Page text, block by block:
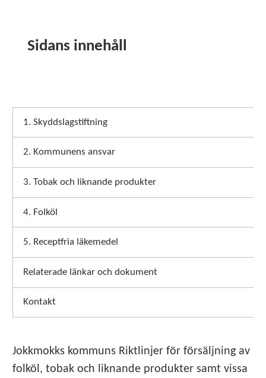
Sidans innehåll
1. Skyddslagstiftning
2. Kommunens ansvar
3. Tobak och liknande produkter
4. Folköl
5. Receptfria läkemedel
Relaterade länkar och dokument
Kontakt
Jokkmokks kommuns Riktlinjer för försäljning av
folköl, tobak och liknande produkter samt vissa